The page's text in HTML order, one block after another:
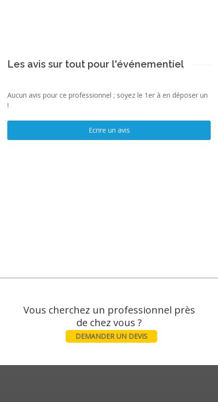
Les avis sur tout pour l'événementiel
Aucun avis pour ce professionnel ; soyez le 1er à en déposer un
!
Ecrire un avis
Vous cherchez un professionnel près
DEMANDER UN DEVIS